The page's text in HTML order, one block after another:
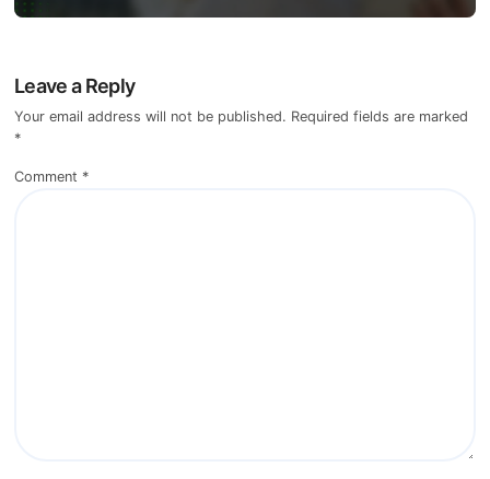
Leave a Reply
Your email address will not be published. Required fields are marked
*
Comment *